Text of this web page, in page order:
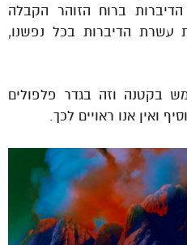
ברוח הזוהר הקבלה
עשרת הדיברות בכל נפשנו,
בקטנה וזה בגדר פלפולים
ואין אנו ראויים לכך.